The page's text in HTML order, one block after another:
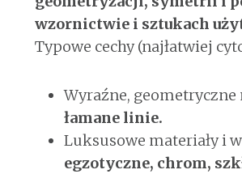
wzornictwie i sztukach
Typowe cechy (najłatwiej
Wyraźne,
łamane linie.
Luksusowe materiały i
egzotyczne, chrom,